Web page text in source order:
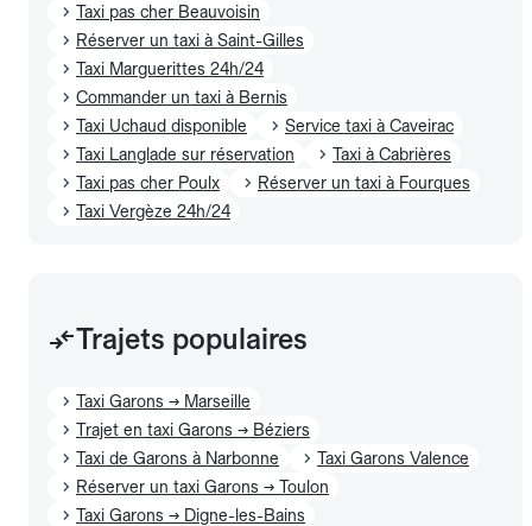
Taxi pas cher Beauvoisin
Réserver un taxi à Saint-Gilles
Taxi Marguerittes 24h/24
Commander un taxi à Bernis
Taxi Uchaud disponible
Service taxi à Caveirac
Taxi Langlade sur réservation
Taxi à Cabrières
Taxi pas cher Poulx
Réserver un taxi à Fourques
Taxi Vergèze 24h/24
Trajets populaires
Taxi Garons → Marseille
Trajet en taxi Garons → Béziers
Taxi de Garons à Narbonne
Taxi Garons Valence
Réserver un taxi Garons → Toulon
Taxi Garons → Digne-les-Bains